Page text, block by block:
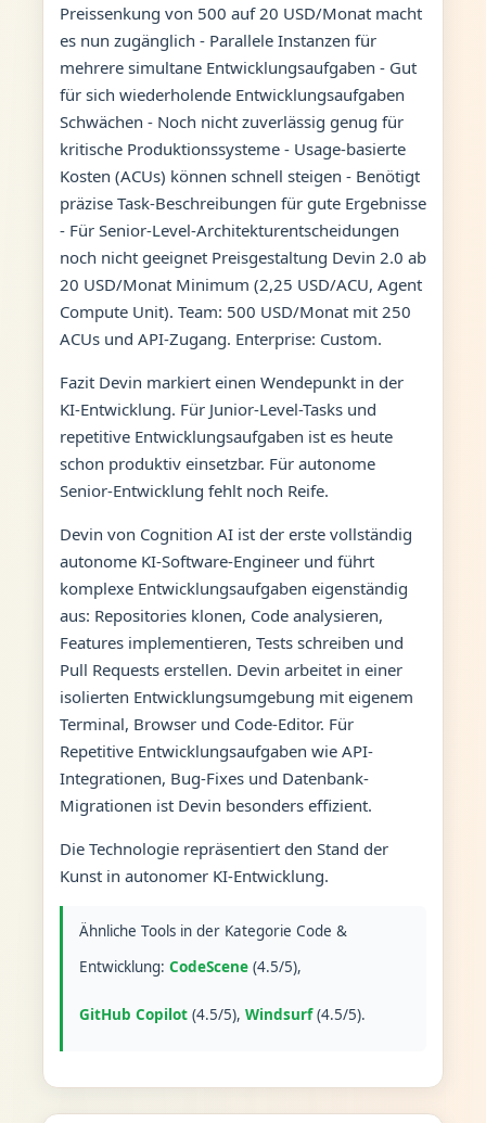
Preissenkung von 500 auf 20 USD/Monat macht
es nun zugänglich - Parallele Instanzen für
mehrere simultane Entwicklungsaufgaben - Gut
für sich wiederholende Entwicklungsaufgaben
Schwächen - Noch nicht zuverlässig genug für
kritische Produktionssysteme - Usage-basierte
Kosten (ACUs) können schnell steigen - Benötigt
präzise Task-Beschreibungen für gute Ergebnisse
- Für Senior-Level-Architekturentscheidungen
noch nicht geeignet Preisgestaltung Devin 2.0 ab
20 USD/Monat Minimum (2,25 USD/ACU, Agent
Compute Unit). Team: 500 USD/Monat mit 250
ACUs und API-Zugang. Enterprise: Custom.
Fazit Devin markiert einen Wendepunkt in der
KI-Entwicklung. Für Junior-Level-Tasks und
repetitive Entwicklungsaufgaben ist es heute
schon produktiv einsetzbar. Für autonome
Senior-Entwicklung fehlt noch Reife.
Devin von Cognition AI ist der erste vollständig
autonome KI-Software-Engineer und führt
komplexe Entwicklungsaufgaben eigenständig
aus: Repositories klonen, Code analysieren,
Features implementieren, Tests schreiben und
Pull Requests erstellen. Devin arbeitet in einer
isolierten Entwicklungsumgebung mit eigenem
Terminal, Browser und Code-Editor. Für
Repetitive Entwicklungsaufgaben wie API-
Integrationen, Bug-Fixes und Datenbank-
Migrationen ist Devin besonders effizient.
Die Technologie repräsentiert den Stand der
Kunst in autonomer KI-Entwicklung.
Ähnliche Tools in der Kategorie Code &
Entwicklung: CodeScene(4.5/5),
GitHub Copilot(4.5/5), Windsurf(4.5/5).